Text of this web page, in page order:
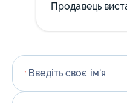
Продавець
* Введіть своє ім'я